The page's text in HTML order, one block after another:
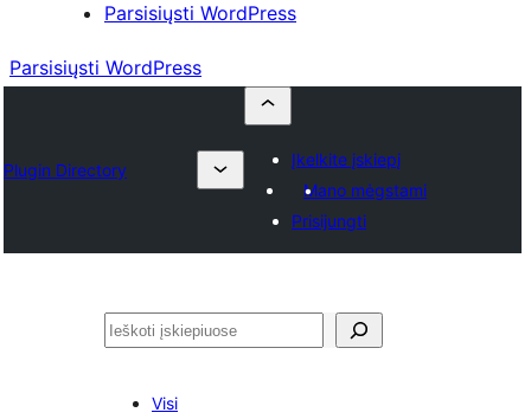
Parsisiųsti WordPress
Parsisiųsti WordPress
Plugin Directory
Įkelkite įskiepį
Mano mėgstami
Prisijungti
Paieška
Visi